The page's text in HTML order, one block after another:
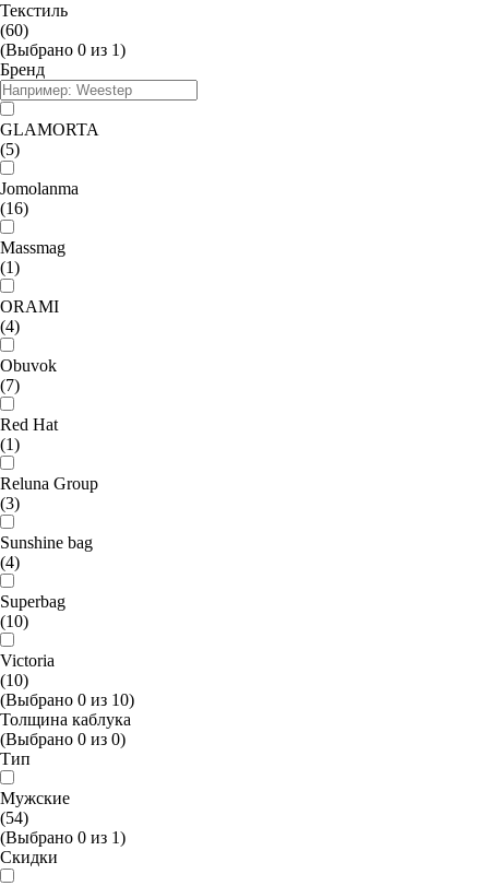
Текстиль
(60)
(Выбрано 0 из 1)
Бренд
GLAMORTA
(5)
Jomolanma
(16)
Massmag
(1)
ORAMI
(4)
Obuvok
(7)
Red Hat
(1)
Reluna Group
(3)
Sunshine bag
(4)
Superbag
(10)
Victoria
(10)
(Выбрано 0 из 10)
Толщина каблука
(Выбрано 0 из 0)
Тип
Мужские
(54)
(Выбрано 0 из 1)
Скидки